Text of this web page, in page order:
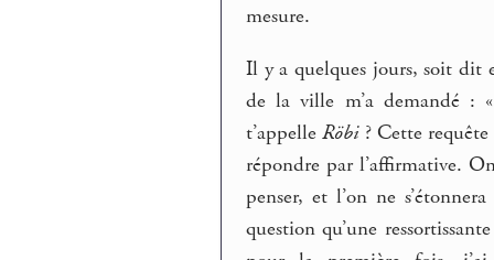
mesure.
Il y a quelques jours, soit dit
de la ville m’a demandé :
t’appelleRöbi? Cette
répondre par l’affirmative.
penser, et l’on ne
question qu’une